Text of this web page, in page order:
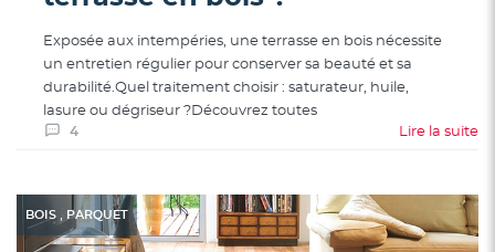
4
Exposée aux intempéries, une terrasse en bois nécessite
un entretien régulier pour conserver sa beauté et sa
durabilité.Quel traitement choisir : saturateur, huile,
lasure ou dégriseur ?Découvrez toutes
Lire la suite
BOIS , PARQUET